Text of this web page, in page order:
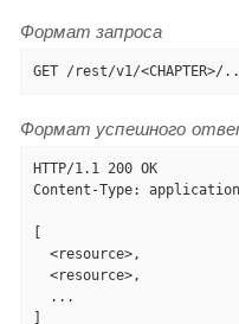
Формат запроса
GET /rest/v1/<CHAPTER>/
Формат успешного
HTTP/1.1 200 OK
Content-Type:
  <resource>,
  <resource>,
  ...